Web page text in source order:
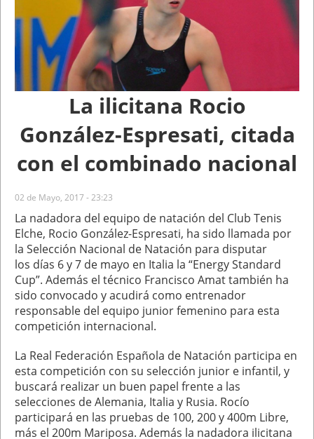
La ilicitana Rocio
González-Espresati, citada
con el combinado nacional
02 de Mayo, 2017 - 23:23
La nadadora del equipo de natación del Club Tenis
Elche, Rocio González-Espresati, ha sido llamada por
la Selección Nacional de Natación para disputar
los días 6 y 7 de mayo en Italia la “Energy Standard
Cup”. Además el técnico Francisco Amat también ha
sido convocado y acudirá como entrenador
responsable del equipo junior femenino para esta
competición internacional.
La Real Federación Española de Natación participa en
esta competición con su selección junior e infantil, y
buscará realizar un buen papel frente a las
selecciones de Alemania, Italia y Rusia. Rocío
participará en las pruebas de 100, 200 y 400m Libre,
más el 200m Mariposa. Además la nadadora ilicitana